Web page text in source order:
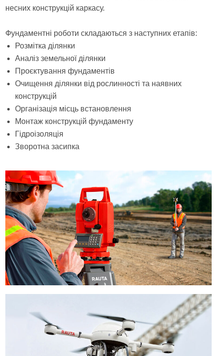
несних конструкцій каркасу.
Фундаментні роботи складаються з наступних етапів:
Розмітка ділянки
Аналіз земельної ділянки
Проєктування фундаментів
Очищення ділянки від рослинності та наявних
конструкцій
Організація місць встановлення
Монтаж конструкцій фундаменту
Гідроізоляція
Зворотна засипка